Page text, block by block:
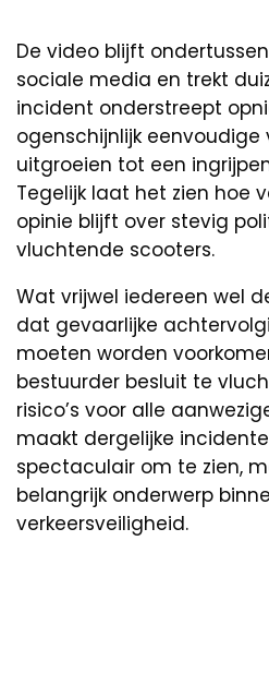
De video blijft
sociale media en trekt
incident onderstreept
ogenschijnlijk eenvoudige
uitgroeien tot een
Tegelijk laat het zien hoe
opinie blijft over stevig
vluchtende scooters.
Wat vrijwel iedereen wel
dat gevaarlijke
moeten worden
bestuurder besluit te
risico’s voor alle
maakt dergelijke
spectaculair om te zien,
belangrijk onderwerp
verkeersveiligheid.